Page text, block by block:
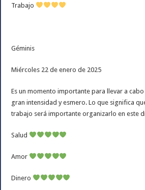
Trabajo
Géminis
Miércoles 22 de enero de 2025
Es un momento importante para llevar a
gran intensidad y esmero. Lo que significa
trabajo será importante organizarlo en este
Salud
Amor
Dinero